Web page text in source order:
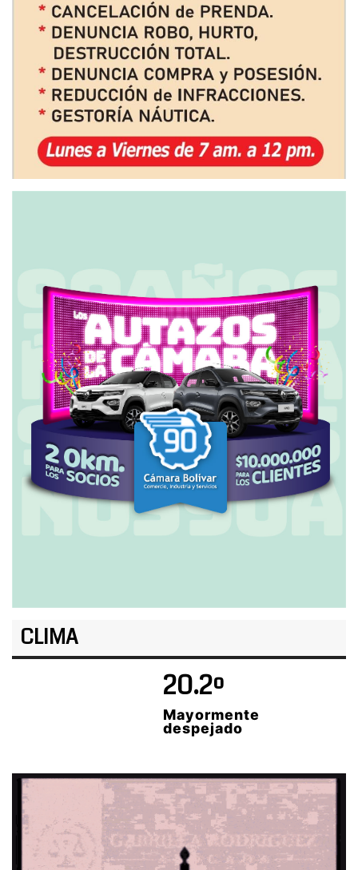
CLIMA
20.2º
Mayormente
despejado